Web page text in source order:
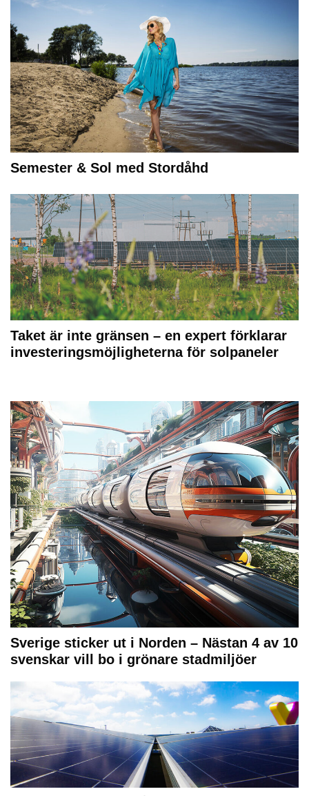
Semester & Sol med Stordåhd
Taket är inte gränsen – en expert förklarar
investeringsmöjligheterna för solpaneler
Sverige sticker ut i Norden – Nästan 4 av 10
svenskar vill bo i grönare stadmiljöer